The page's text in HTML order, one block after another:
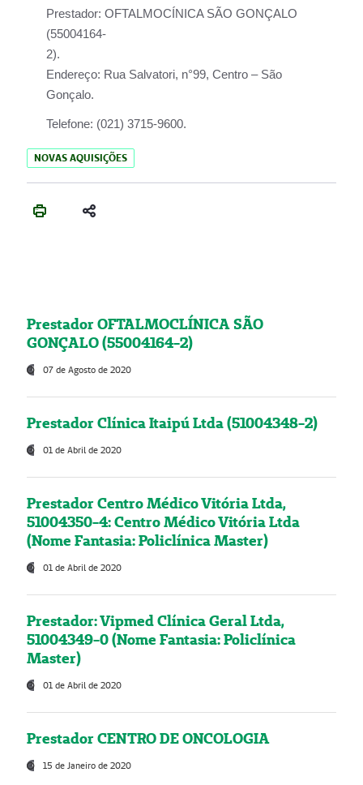
Prestador: OFTALMOCÍNICA SÃO GONÇALO
(55004164-
2).
Endereço: Rua Salvatori, n°99, Centro – São
Gonçalo.
Telefone: (021) 3715-9600.
NOVAS AQUISIÇÕES
Prestador OFTALMOCLÍNICA SÃO
GONÇALO (55004164-2)
07 de Agosto de 2020
Prestador Clínica Itaipú Ltda (51004348-2)
01 de Abril de 2020
Prestador Centro Médico Vitória Ltda,
51004350-4: Centro Médico Vitória Ltda
(Nome Fantasia: Policlínica Master)
01 de Abril de 2020
Prestador: Vipmed Clínica Geral Ltda,
51004349-0 (Nome Fantasia: Policlínica
Master)
01 de Abril de 2020
Prestador CENTRO DE ONCOLOGIA
15 de Janeiro de 2020